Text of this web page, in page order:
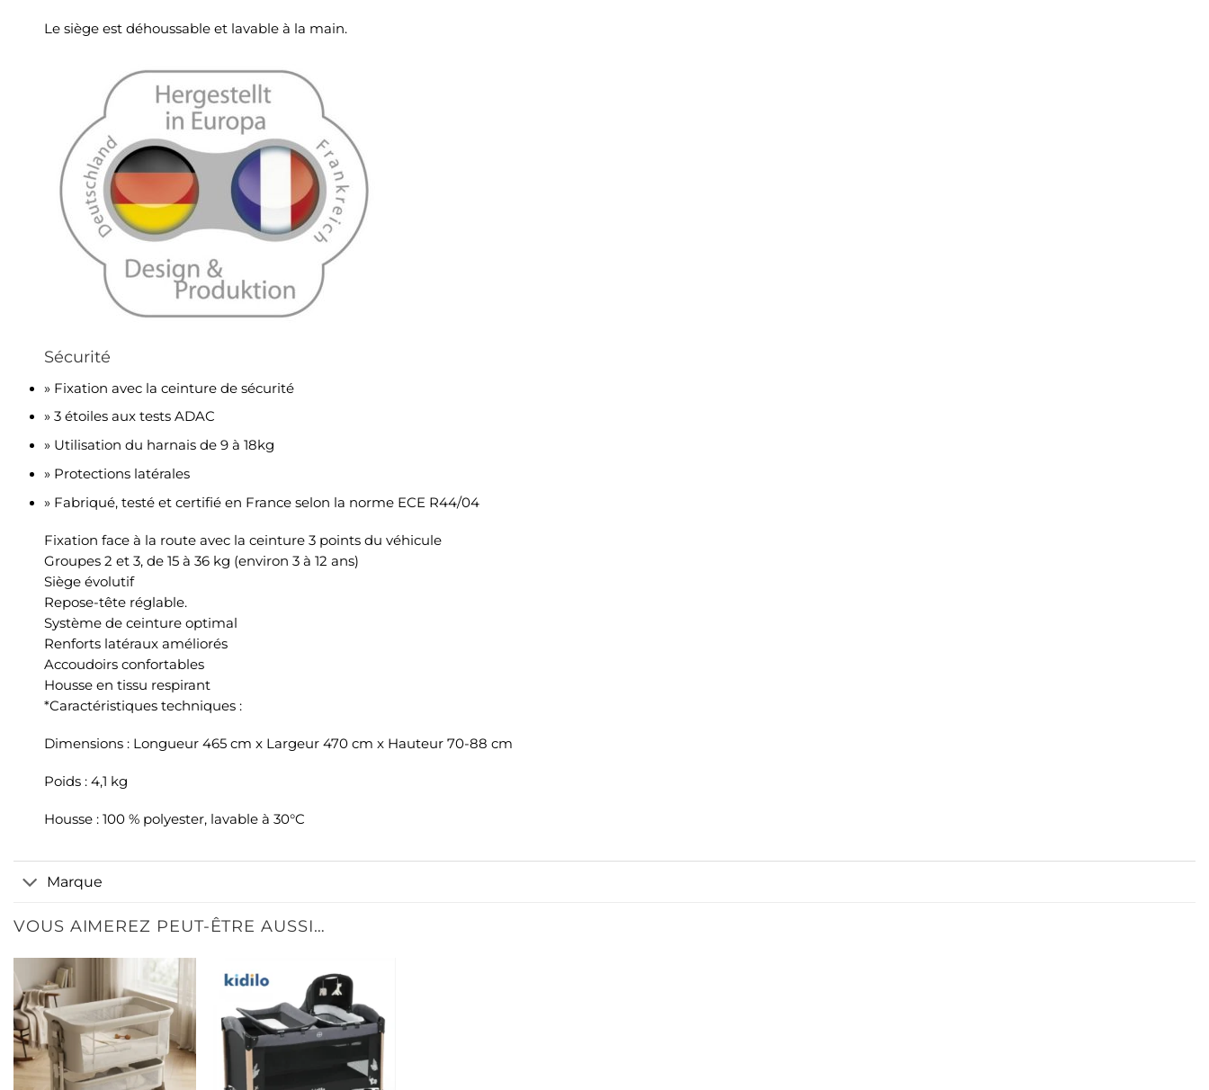
Le siège est déhoussable et lavable à la main.
Sécurité
» Fixation avec la ceinture de sécurité
» 3 étoiles aux tests ADAC
» Utilisation du harnais de 9 à 18kg
» Protections latérales
» Fabriqué, testé et certifié en France selon la norme ECE R44/04
Fixation face à la route avec la ceinture 3 points du véhicule
Groupes 2 et 3, de 15 à 36 kg (environ 3 à 12 ans)
Siège évolutif
Repose-tête réglable.
Système de ceinture optimal
Renforts latéraux améliorés
Accoudoirs confortables
Housse en tissu respirant
*Caractéristiques techniques :
Dimensions : Longueur 465 cm x Largeur 470 cm x Hauteur 70-88 cm
Poids : 4,1 kg
Housse : 100 % polyester, lavable à 30°C
Marque
VOUS AIMEREZ PEUT-ÊTRE AUSSI…